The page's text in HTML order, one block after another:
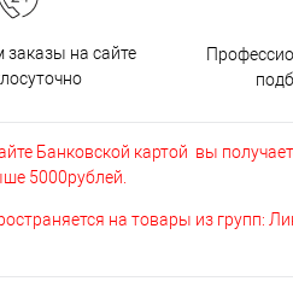
на сайте
Банковской картой вы
5000рублей.
на товары из групп: